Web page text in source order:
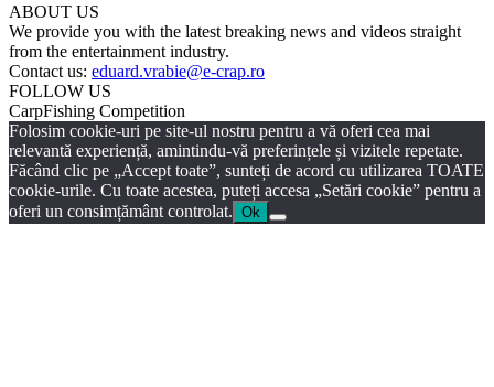
ABOUT US
We provide you with the latest breaking news and videos straight
from the entertainment industry.
Contact us: eduard.vrabie@e-crap.ro
FOLLOW US
CarpFishing Competition
Folosim cookie-uri pe site-ul nostru pentru a vă oferi cea mai
relevantă experiență, amintindu-vă preferințele și vizitele repetate.
Făcând clic pe „Accept toate”, sunteți de acord cu utilizarea TOATE
cookie-urile. Cu toate acestea, puteți accesa „Setări cookie” pentru a
oferi un consimțământ controlat. Ok